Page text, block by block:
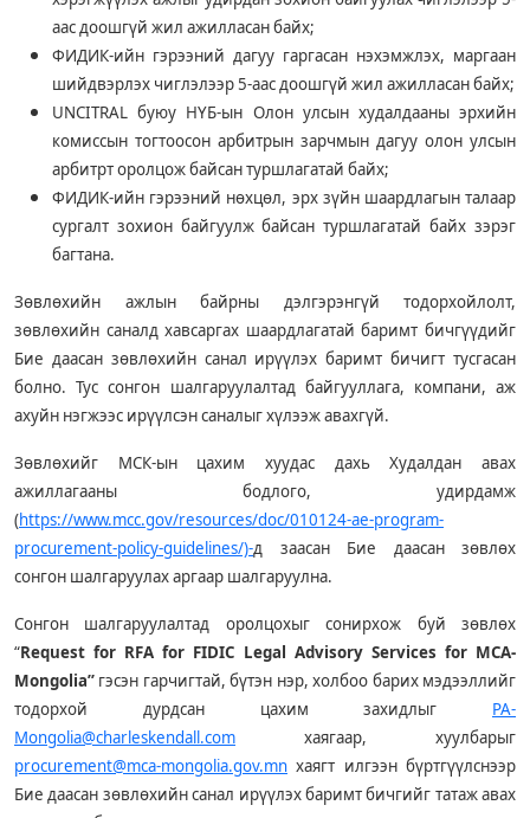
аас доошгүй жил ажилласан байх;
ФИДИК-ийн гэрээний дагуу гаргасан нэхэмжлэх, маргаан
шийдвэрлэх чиглэлээр 5-аас доошгүй жил ажилласан байх;
UNCITRAL буюу НҮБ-ын Олон улсын худалдааны эрхийн
комиссын тогтоосон арбитрын зарчмын дагуу олон улсын
арбитрт оролцож байсан туршлагатай байх;
ФИДИК-ийн гэрээний нөхцөл, эрх зүйн шаардлагын талаар
сургалт зохион байгуулж байсан туршлагатай байх зэрэг
багтана.
Зөвлөхийн ажлын байрны дэлгэрэнгүй тодорхойлолт,
зөвлөхийн саналд хавсаргах шаардлагатай баримт бичгүүдийг
Бие даасан зөвлөхийн санал ирүүлэх баримт бичигт тусгасан
болно. Тус сонгон шалгаруулалтад байгууллага, компани, аж
ахуйн нэгжээс ирүүлсэн саналыг хүлээж авахгүй.
Зөвлөхийг МСК-ын цахим хуудас дахь Худалдан авах
ажиллагааны бодлого, удирдамж
(https://www.mcc.gov/resources/doc/010124-ae-program-
procurement-policy-guidelines/)-д заасан Бие даасан зөвлөх
сонгон шалгаруулах аргаар шалгаруулна.
Сонгон шалгаруулалтад оролцохыг сонирхож буй зөвлөх
“Request for RFA for FIDIC Legal Advisory Services for MCA-
Mongolia” гэсэн гарчигтай, бүтэн нэр, холбоо барих мэдээллийг
тодорхой дурдсан цахим захидлыг PA-
Mongolia@charleskendall.com хаягаар, хуулбарыг
procurement@mca-mongolia.gov.mn хаягт илгээн бүртгүүлснээр
Бие даасан зөвлөхийн санал ирүүлэх баримт бичгийг татаж авах